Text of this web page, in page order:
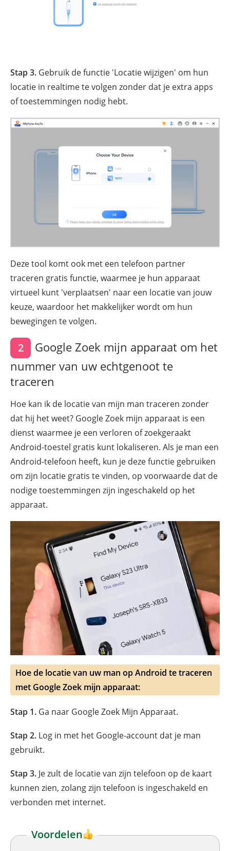
Stap 3. Gebruik de functie 'Locatie wijzigen' om hun
locatie in realtime te volgen zonder dat je extra apps
of toestemmingen nodig hebt.
Deze tool komt ook met een telefoon partner
traceren gratis functie, waarmee je hun apparaat
virtueel kunt 'verplaatsen' naar een locatie van jouw
keuze, waardoor het makkelijker wordt om hun
bewegingen te volgen.
2
Google Zoek mijn apparaat om het
nummer van uw echtgenoot te
traceren
Hoe kan ik de locatie van mijn man traceren zonder
dat hij het weet? Google Zoek mijn apparaat is een
dienst waarmee je een verloren of zoekgeraakt
Android-toestel gratis kunt lokaliseren. Als je man een
Android-telefoon heeft, kun je deze functie gebruiken
om zijn locatie gratis te vinden, op voorwaarde dat de
nodige toestemmingen zijn ingeschakeld op het
apparaat.
Hoe de locatie van uw man op Android te traceren
met Google Zoek mijn apparaat:
Stap 1. Ga naar Google Zoek Mijn Apparaat.
Stap 2. Log in met het Google-account dat je man
gebruikt.
Stap 3. Je zult de locatie van zijn telefoon op de kaart
kunnen zien, zolang zijn telefoon is ingeschakeld en
verbonden met internet.
Voordelen